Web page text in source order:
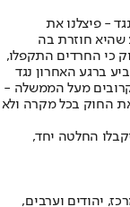
- פיצלנו את
שהיא חוזרת בה
כי החרדים התקפלו,
ברגע האחרון נגד
מעל הממשלה -
החוק בכל מקרה ולא
יהודים וערבים,